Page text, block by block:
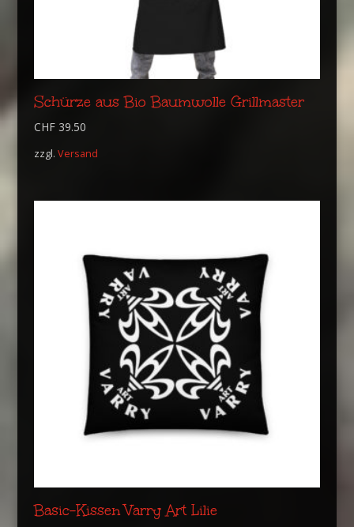
Schürze aus Bio Baumwolle Grillmaster
CHF39.50
zzgl. Versand
Basic-Kissen Varry Art Lilie